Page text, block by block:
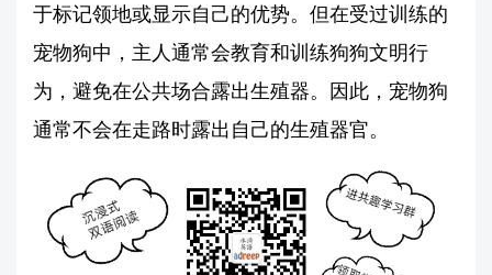
于标记领地或显示自己的优势。但在受过训练的
宠物狗中，主人通常会教育和训练狗狗文明行
为，避免在公共场合露出生殖器。因此，宠物狗
通常不会在走路时露出自己的生殖器官。